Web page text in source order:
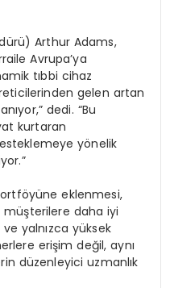
) Arthur Adams,
ile Avrupa’ya
tıbbi cihaz
gelen artan
dedi. “Bu
kurtaran
yönelik
öyüne eklenmesi,
müşterilere daha iyi
ve yalnızca yüksek
erişim değil, aynı
düzenleyici uzmanlık